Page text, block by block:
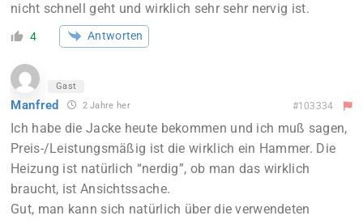
nicht schnell geht und wirklich sehr sehr nervig ist.
4 Antworten
Gast
Manfred 2 Jahre her #103334
Ich habe die Jacke heute bekommen und ich muß sagen,
Preis-/Leistungsmäßig ist die wirklich ein Hammer. Die
Heizung ist natürlich “nerdig”, ob man das wirklich
braucht, ist Ansichtssache.
Gut, man kann sich natürlich über die verwendeten